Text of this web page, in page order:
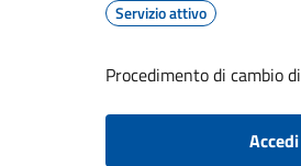
Servizio attivo
Procedimento di cambio